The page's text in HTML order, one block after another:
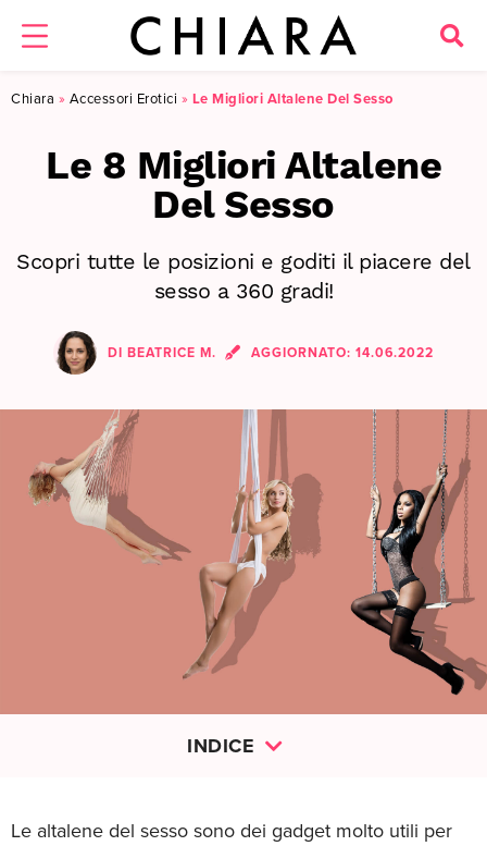
Chiara » Accessori Erotici » Le Migliori Altalene Del Sesso
Le 8 Migliori Altalene
Del Sesso
Scopri tutte le posizioni e goditi il piacere del
sesso a 360 gradi!
DI BEATRICE M. AGGIORNATO: 14.06.2022
INDICE
Le altalene del sesso sono dei gadget molto utili per